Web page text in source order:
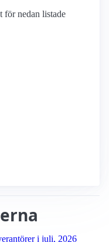
för nedan listade
i juli, 2026